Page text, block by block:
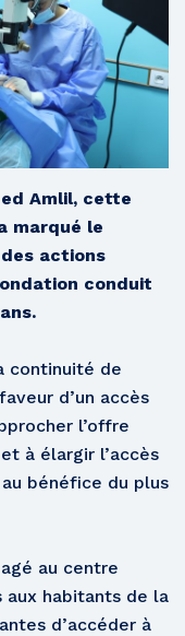
Amlil, cette
marqué le
actions
conduit
continuité de
d’un accès
l’offre
à élargir l’accès
bénéfice du plus
au centre
aux habitants de la
d’accéder à